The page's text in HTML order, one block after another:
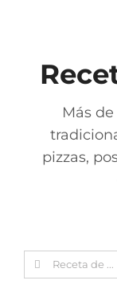
Más
pizzas,
Search
for: